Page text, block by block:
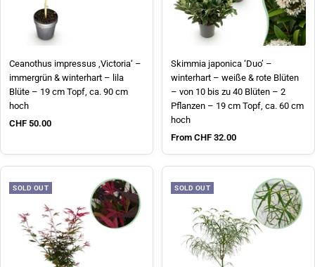
Ceanothus impressus ‚Victoria‘ –
immergrün & winterhart – lila
Blüte – 19 cm Topf, ca. 90 cm
hoch
Sale price
CHF 50.00
Skimmia japonica ‘Duo’ –
winterhart – weiße & rote Blüten
– von 10 bis zu 40 Blüten – 2
Pflanzen – 19 cm Topf, ca. 60 cm
hoch
Sale price
From CHF 32.00
SOLD OUT SOLD OUT